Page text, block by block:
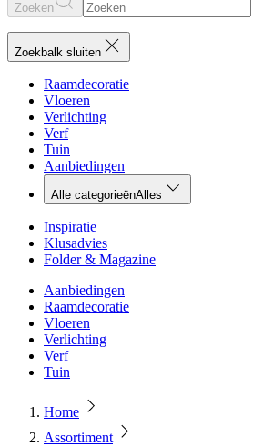
Zoeken
Zoekbalk sluiten
Raamdecoratie
Vloeren
Verlichting
Verf
Tuin
Aanbiedingen
Alle categorieënAlles
Inspiratie
Klusadvies
Folder & Magazine
Aanbiedingen
Raamdecoratie
Vloeren
Verlichting
Verf
Tuin
Home
Assortiment